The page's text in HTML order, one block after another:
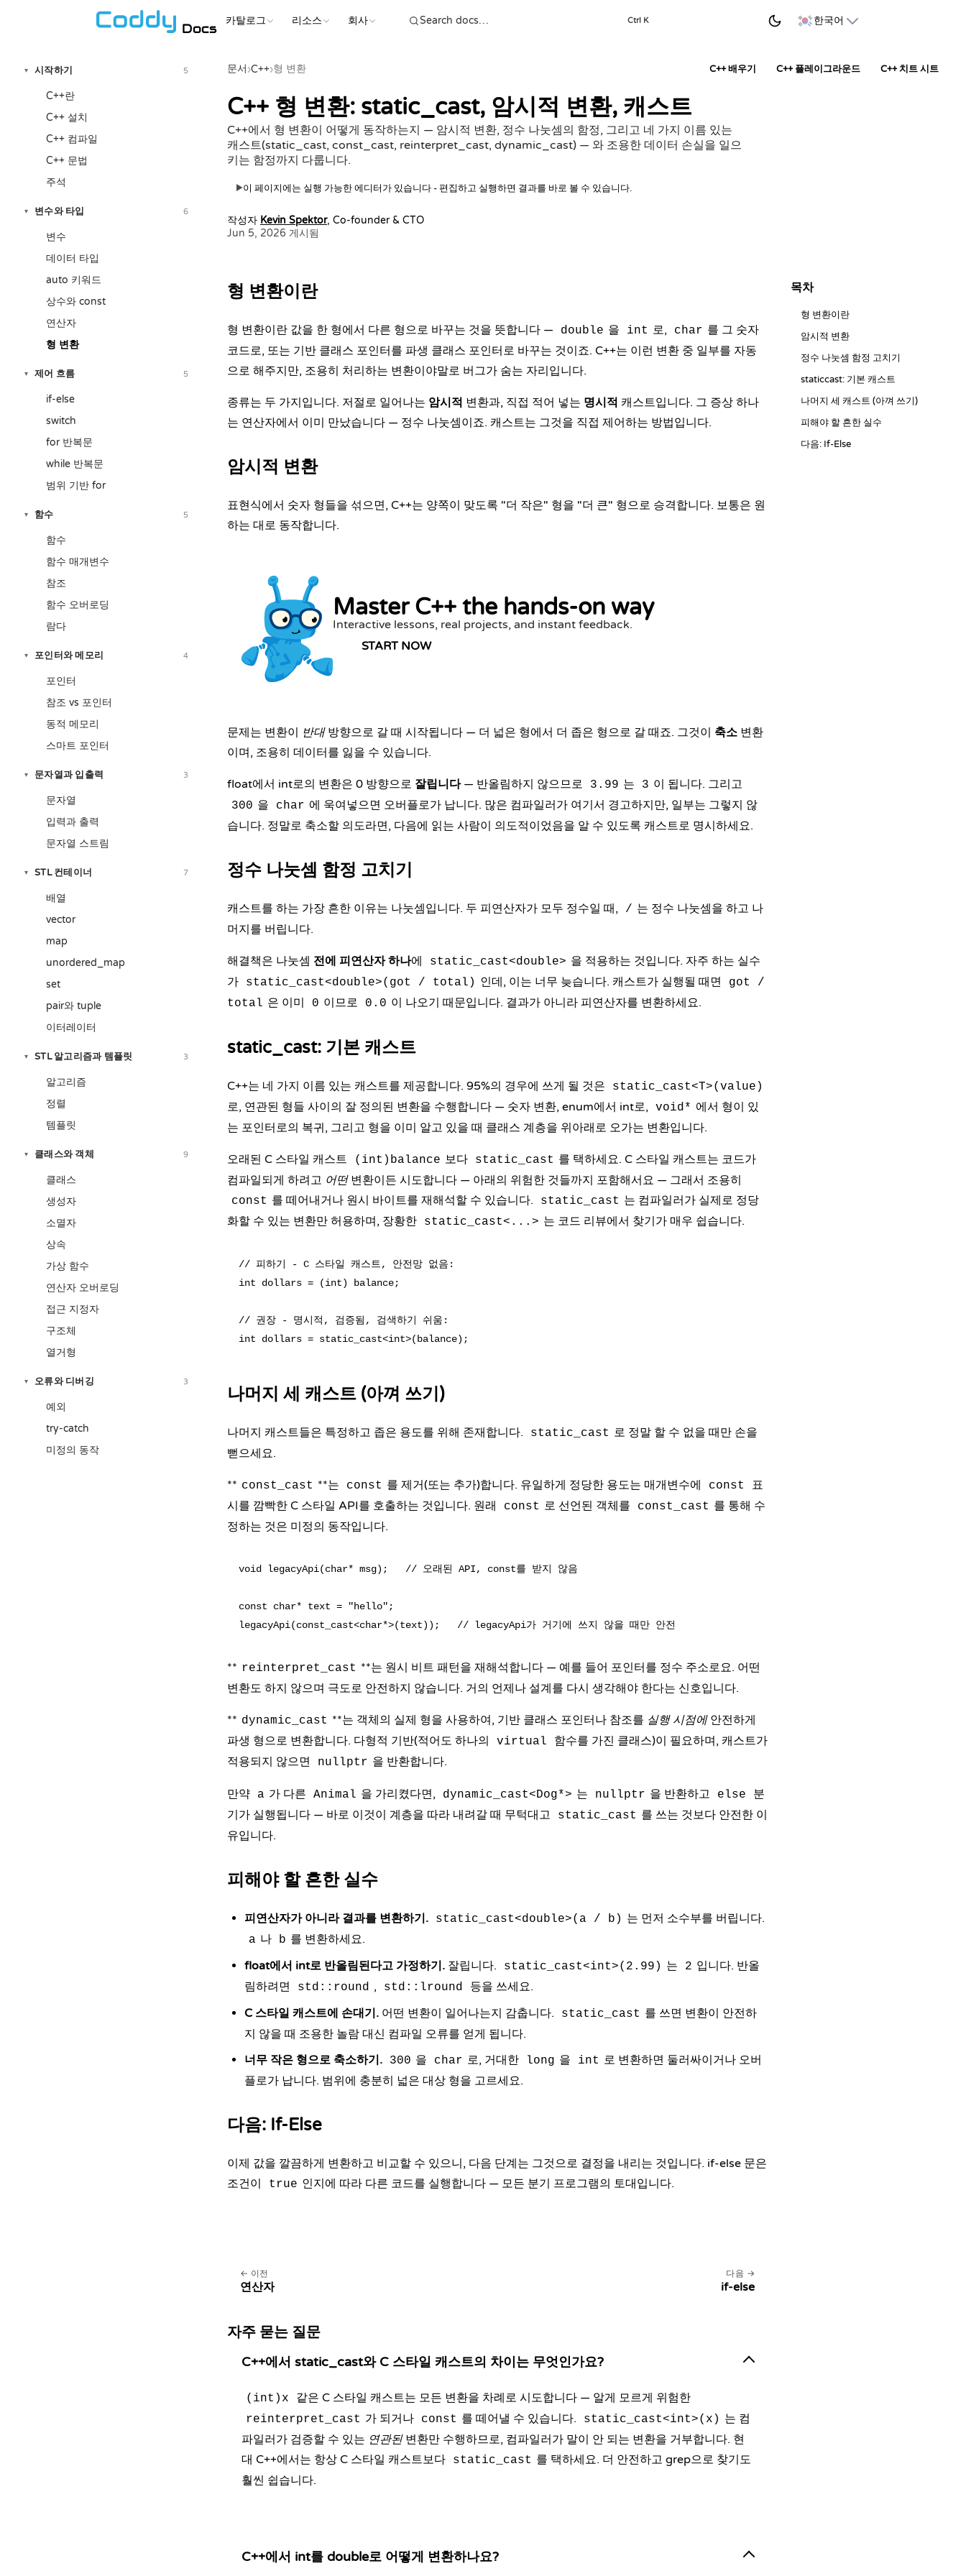
Docs 카탈로그 리소스 회사 Ctrl K 한국어
▾ 시작하기 5
C++란
C++ 설치
C++ 컴파일
C++ 문법
주석
▾ 변수와 타입 6
변수
데이터 타입
auto 키워드
상수와 const
연산자
형 변환
▾ 제어 흐름 5
if-else
switch
for 반복문
while 반복문
범위 기반 for
▾ 함수 5
함수
함수 매개변수
참조
함수 오버로딩
람다
▾ 포인터와 메모리 4
포인터
참조 vs 포인터
동적 메모리
스마트 포인터
▾ 문자열과 입출력 3
문자열
입력과 출력
문자열 스트림
▾ STL 컨테이너 7
배열
vector
map
unordered_map
set
pair와 tuple
이터레이터
▾ STL 알고리즘과 템플릿 3
알고리즘
정렬
템플릿
▾ 클래스와 객체 9
클래스
생성자
소멸자
상속
가상 함수
연산자 오버로딩
접근 지정자
구조체
열거형
▾ 오류와 디버깅 3
예외
try-catch
미정의 동작
문서›C++›형 변환 C++ 배우기 C++ 플레이그라운드 C++ 치트 시트
C++ 형 변환: static_cast, 암시적 변환, 캐스트
C++에서 형 변환이 어떻게 동작하는지 — 암시적 변환, 정수 나눗셈의 함정, 그리고 네 가지 이름 있는
캐스트(static_cast, const_cast, reinterpret_cast, dynamic_cast) — 와 조용한 데이터 손실을 일으
키는 함정까지 다룹니다.
▶이 페이지에는 실행 가능한 에디터가 있습니다 - 편집하고 실행하면 결과를 바로 볼 수 있습니다.
작성자 Kevin Spektor, Co-founder & CTO
Jun 5, 2026 게시됨
형 변환이란
형 변환이란 값을 한 형에서 다른 형으로 바꾸는 것을 뜻합니다 — double 을 int 로, char 를 그 숫자
코드로, 또는 기반 클래스 포인터를 파생 클래스 포인터로 바꾸는 것이죠. C++는 이런 변환 중 일부를 자동
으로 해주지만, 조용히 처리하는 변환이야말로 버그가 숨는 자리입니다.
종류는 두 가지입니다. 저절로 일어나는 암시적 변환과, 직접 적어 넣는 명시적 캐스트입니다. 그 증상 하나
는 연산자에서 이미 만났습니다 — 정수 나눗셈이죠. 캐스트는 그것을 직접 제어하는 방법입니다.
암시적 변환
표현식에서 숫자 형들을 섞으면, C++는 양쪽이 맞도록 "더 작은" 형을 "더 큰" 형으로 승격합니다. 보통은 원
하는 대로 동작합니다.
Master C++ the hands-on way
Interactive lessons, real projects, and instant feedback.
START NOW
문제는 변환이 반대방향으로 갈 때 시작됩니다 — 더 넓은 형에서 더 좁은 형으로 갈 때죠. 그것이 축소 변환
이며, 조용히 데이터를 잃을 수 있습니다.
float에서 int로의 변환은 0 방향으로 잘립니다— 반올림하지 않으므로 3.99 는 3 이 됩니다. 그리고
300 을 char 에 욱여넣으면 오버플로가 납니다. 많은 컴파일러가 여기서 경고하지만, 일부는 그렇지 않
습니다. 정말로 축소할 의도라면, 다음에 읽는 사람이 의도적이었음을 알 수 있도록 캐스트로 명시하세요.
정수 나눗셈 함정 고치기
캐스트를 하는 가장 흔한 이유는 나눗셈입니다. 두 피연산자가 모두 정수일 때, / 는 정수 나눗셈을 하고 나
머지를 버립니다.
해결책은 나눗셈 전에 피연산자 하나에 static_cast<double> 을 적용하는 것입니다. 자주 하는 실수
가
static_cast<double>(got / total) 인데, 이는 너무 늦습니다. 캐스트가 실행될 때면
got /
total 은 이미 0 이므로 0.0 이 나오기 때문입니다. 결과가 아니라 피연산자를 변환하세요.
static_cast: 기본 캐스트
C++는 네 가지 이름 있는 캐스트를 제공합니다. 95%의 경우에 쓰게 될 것은 static_cast<T>(value)
로, 연관된 형들 사이의 잘 정의된 변환을 수행합니다 — 숫자 변환, enum에서 int로, void* 에서 형이 있
는 포인터로의 복귀, 그리고 형을 이미 알고 있을 때 클래스 계층을 위아래로 오가는 변환입니다.
오래된 C 스타일 캐스트 (int)balance 보다 static_cast 를 택하세요. C 스타일 캐스트는 코드가
컴파일되게 하려고 어떤변환이든 시도합니다 — 아래의 위험한 것들까지 포함해서요 — 그래서 조용히
const 를 떼어내거나 원시 바이트를 재해석할 수 있습니다. static_cast 는 컴파일러가 실제로 정당
화할 수 있는 변환만 허용하며, 장황한
static_cast<...> 는 코드 리뷰에서 찾기가 매우 쉽습니다.
// 피하기 - C 스타일 캐스트, 안전망 없음:
int dollars = (int) balance;
// 권장 - 명시적, 검증됨, 검색하기 쉬움:
나머지 세 캐스트 (아껴 쓰기)
나머지 캐스트들은 특정하고 좁은 용도를 위해 존재합니다. static_cast 로 정말 할 수 없을 때만 손을
뻗으세요.
** const_cast **는 const 를 제거(또는 추가)합니다. 유일하게 정당한 용도는 매개변수에 const
표
시를 깜빡한 C 스타일 API를 호출하는 것입니다. 원래
const 로 선언된 객체를 const_cast 를 통해 수
정하는 것은 미정의 동작입니다.
void legacyApi(char* msg);   // 오래된 API, const를 받지 않음
const char* text = "hello";
** reinterpret_cast **는 원시 비트 패턴을 재해석합니다 — 예를 들어 포인터를 정수 주소로요. 어떤
변환도 하지 않으며 극도로 안전하지 않습니다. 거의 언제나 설계를 다시 생각해야 한다는 신호입니다.
** dynamic_cast **는 객체의 실제 형을 사용하여, 기반 클래스 포인터나 참조를 실행 시점에안전하게
파생 형으로 변환합니다. 다형적 기반(적어도 하나의 virtual
함수를 가진 클래스)이 필요하며, 캐스트가
적용되지 않으면
nullptr 을 반환합니다.
만약 a 가 다른 Animal 을 가리켰다면, dynamic_cast<Dog*> 는 nullptr 을 반환하고 else
분
기가 실행됩니다 — 바로 이것이 계층을 따라 내려갈 때 무턱대고
static_cast 를 쓰는 것보다 안전한 이
유입니다.
피해야 할 흔한 실수
피연산자가 아니라 결과를 변환하기. static_cast<double>(a / b) 는 먼저 소수부를 버립니다.
a 나 b 를 변환하세요.
float에서 int로 반올림된다고 가정하기. 잘립니다. static_cast<int>(2.99) 는 2 입니다. 반올
림하려면
std::round , std::lround
등을 쓰세요.
C 스타일 캐스트에 손대기. 어떤 변환이 일어나는지 감춥니다. static_cast 를 쓰면 변환이 안전하
지 않을 때 조용한 놀람 대신 컴파일 오류를 얻게 됩니다.
너무 작은 형으로 축소하기.
300 을 char 로, 거대한 long 을 int 로 변환하면 둘러싸이거나 오버
플로가 납니다. 범위에 충분히 넓은 대상 형을 고르세요.
다음: If-Else
이제 값을 깔끔하게 변환하고 비교할 수 있으니, 다음 단계는 그것으로 결정을 내리는 것입니다. if-else 문은
조건이
true 인지에 따라 다른 코드를 실행합니다 — 모든 분기 프로그램의 토대입니다.
이전
연산자
다음
if-else
자주 묻는 질문
C++에서 static_cast와 C 스타일 캐스트의 차이는 무엇인가요?
(int)x 같은 C 스타일 캐스트는 모든 변환을 차례로 시도합니다 — 알게 모르게 위험한
reinterpret_cast 가 되거나 const 를 떼어낼 수 있습니다. static_cast<int>(x) 는 컴
파일러가 검증할 수 있는 연관된변환만 수행하므로, 컴파일러가 말이 안 되는 변환을 거부합니다. 현
대 C++에서는 항상 C 스타일 캐스트보다
static_cast 를 택하세요. 더 안전하고 grep으로 찾기도
훨씬 쉽습니다.
C++에서 int를 double로 어떻게 변환하나요?
목차
형 변환이란
암시적 변환
정수 나눗셈 함정 고치기
staticcast: 기본 캐스트
나머지 세 캐스트 (아껴 쓰기)
피해야 할 흔한 실수
다음: If-Else